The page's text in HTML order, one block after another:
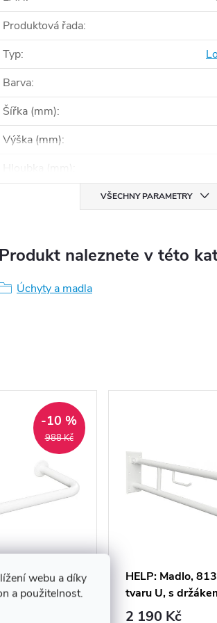
webu a díky
a použitelnost.
Produktová řada:
Typ:
Barva:
Šířka (mm):
Výška (mm):
VŠECHNY PARAMETRY
Produkt naleznete v této
Úchyty a madla
988 Kč
-10 %
sifonu proti
vozíků bez
HELP: Madlo,
tvaru U, s
sklopné, bez
2 190 Kč